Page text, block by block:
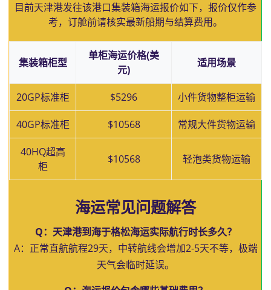
目前天津港发往该港口集装箱海运报价如下，报价仅作参
考，订舱前请核实最新船期与结算费用。
集装箱柜型
单柜海运价格(美
元)
适用场景
20GP标准柜 $5296 小件货物整柜运输
40GP标准柜 $10568 常规大件货物运输
40HQ超高
柜
$10568 轻泡类货物运输
海运常见问题解答
Q：天津港到海于格松海运实际航行时长多久？
A：正常直航航程29天，中转航线会增加2-5天不等，极端
天气会临时延误。